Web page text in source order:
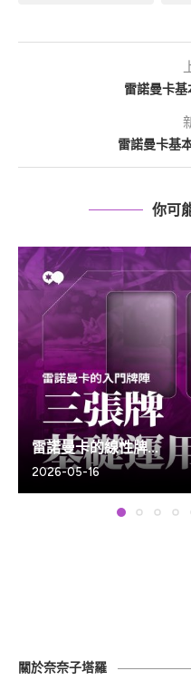
雷諾曼卡
雷諾曼卡基
你可
雷諾曼卡的線性牌...
2026-05-16
關於奈奈子塔羅